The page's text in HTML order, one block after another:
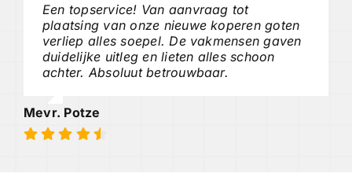
Een topservice! Van aanvraag tot
plaatsing van onze nieuwe koperen goten
verliep alles soepel. De vakmensen gaven
duidelijke uitleg en lieten alles schoon
achter. Absoluut betrouwbaar.
Mevr. Potze